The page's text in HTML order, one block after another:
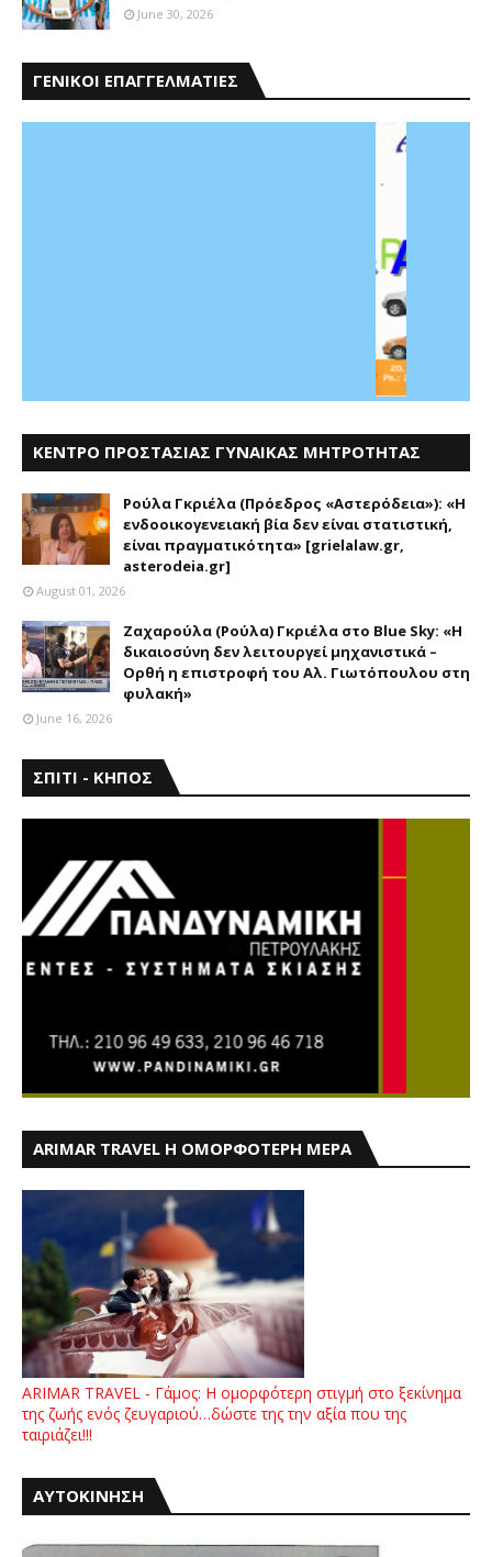
June 30, 2026
ΓΕΝΙΚΟΙ ΕΠΑΓΓΕΛΜΑΤΙΕΣ
ΚΕΝΤΡΟ ΠΡΟΣΤΑΣΙΑΣ ΓΥΝΑΙΚΑΣ ΜΗΤΡΟΤΗΤΑΣ
Ρούλα Γκριέλα (Πρόεδρος «Αστερόδεια»): «Η
ενδοοικογενειακή βία δεν είναι στατιστική,
είναι πραγματικότητα» [grielalaw.gr,
asterodeia.gr]
August 01, 2026
Ζαχαρούλα (Ρούλα) Γκριέλα στο Blue Sky: «Η
δικαιοσύνη δεν λειτουργεί μηχανιστικά –
Ορθή η επιστροφή του Αλ. Γιωτόπουλου στη
φυλακή»
June 16, 2026
ΣΠΙΤΙ - ΚΗΠΟΣ
ARIMAR TRAVEL Η ΟΜΟΡΦΟΤΕΡΗ ΜΕΡΑ
ARIMAR TRAVEL - Γάμος: Η ομορφότερη στιγμή στο ξεκίνημα
της ζωής ενός ζευγαριού…δώστε της την αξία που της
ταιριάζει!!!
ΑΥΤΟΚΙΝΗΣΗ